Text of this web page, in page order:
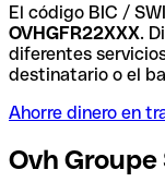
El código BIC /
OVHGFR22XXX.
diferentes
destinatario o el
Ahorre dinero en
Ovh Groupe